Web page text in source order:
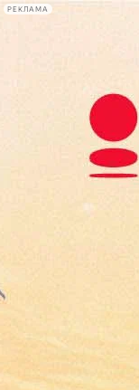
РЕКЛАМА
Сегодня:
2026.08.10
11:45
Афиша Plus